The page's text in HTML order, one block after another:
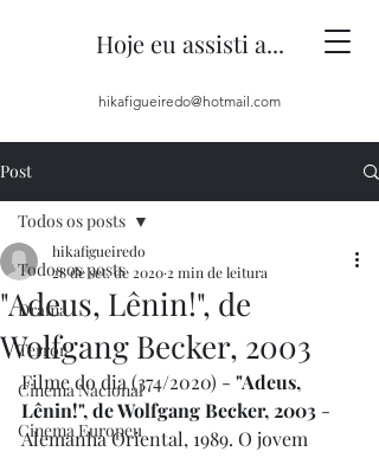
Hoje eu assisti a...
hikafigueiredo@hotmail.com
Post
Todos os posts
Drama
Terror
Cinema Nacional
Cinema Europeu
Todos os posts
"Adeus, Lênin!", de
Wolfgang Becker, 2003
hikafigueiredo
28 de set. de 2020 2 min de leitura
Filme do dia (374/2020) - "Adeus,
Lênin!", de Wolfgang Becker, 2003 -
Alemanha Oriental, 1989. O jovem